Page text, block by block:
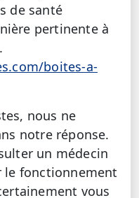
de santé
pertinente à
boites-a-
nous ne
notre réponse.
un médecin
le fonctionnement
vous